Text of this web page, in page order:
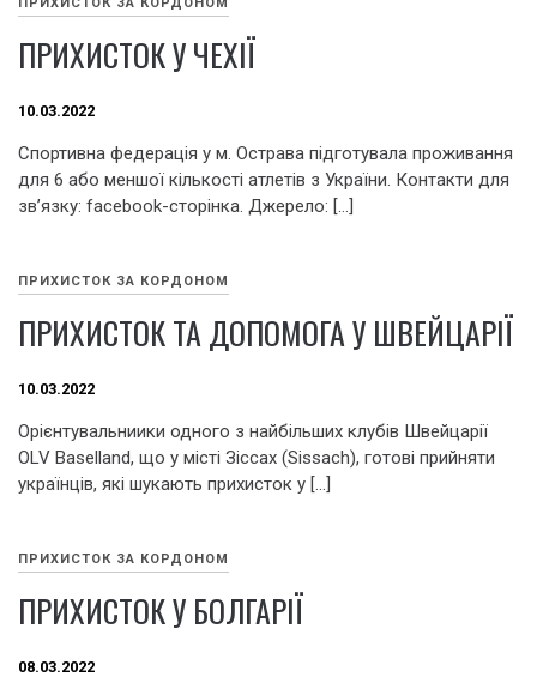
ПРИХИСТОК ЗА КОРДОНОМ
ПРИХИСТОК У ЧЕХІЇ
10.03.2022
Спортивна федерація у м. Острава підготувала проживання
для 6 або меншої кількості атлетів з України. Контакти для
зв’язку: facebook-cторінка. Джерело: […]
ПРИХИСТОК ЗА КОРДОНОМ
ПРИХИСТОК ТА ДОПОМОГА У ШВЕЙЦАРІЇ
10.03.2022
Орієнтувальниики одного з найбільших клубів Швейцарії
OLV Baselland, що у місті Зіссах (Sissach), готові прийняти
українців, які шукають прихисток у […]
ПРИХИСТОК ЗА КОРДОНОМ
ПРИХИСТОК У БОЛГАРІЇ
08.03.2022